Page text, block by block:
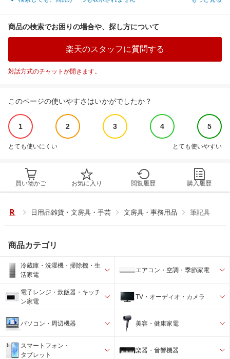
商品の検索でお困りの場合や、探し方について
楽天のスタッフに質問する
対話方式のチャットが開きます。
このページの使いやすさはいかがでしたか？
1 2 3 4 5
とても使いにくい とても使いやすい
買い物かご お気に入り 閲覧履歴 購入履歴
日用品雑貨・文房具・手芸 文房具・事務用品 筆記具
商品カテゴリ
冷蔵庫・洗濯機・掃除機・生
活家電
エアコン・空調・季節家電
電子レンジ・炊飯器・キッチ
ン家電
TV・オーディオ・カメラ
パソコン・周辺機器 美容・健康家電
スマートフォン・
タブレット
楽器・音響機器